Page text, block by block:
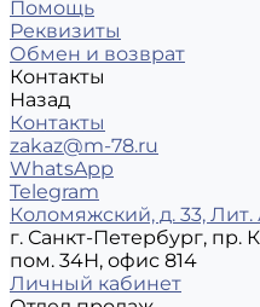
Помощь
Реквизиты
Обмен и возврат
Контакты
Назад
Контакты
zakaz@m-78.ru
WhatsApp
Telegram
Коломяжский, д. 33,
г. Санкт-Петербург, пр.
пом. 34Н, офис 814
Личный кабинет